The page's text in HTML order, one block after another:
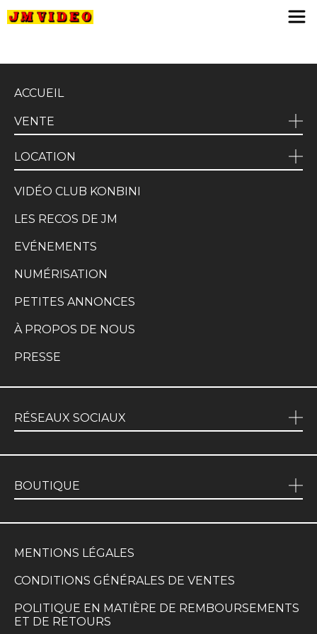
ACCUEIL
VENTE
LOCATION
VIDÉO CLUB KONBINI
LES RECOS DE JM
EVÉNEMENTS
NUMÉRISATION
PETITES ANNONCES
À PROPOS DE NOUS
PRESSE
RÉSEAUX SOCIAUX
BOUTIQUE
MENTIONS LÉGALES
CONDITIONS GÉNÉRALES DE VENTES
POLITIQUE EN MATIÈRE DE REMBOURSEMENTS
ET DE RETOURS